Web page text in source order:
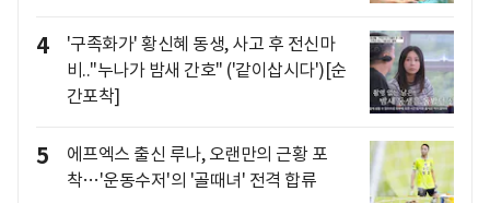
4
'구족화가' 황신혜 동생, 사고 후 전신마
비.."누나가 밤새 간호" ('같이삽시다')[순
간포착]
5
에프엑스 출신 루나, 오랜만의 근황 포
착…'운동수저'의 '골때녀' 전격 합류